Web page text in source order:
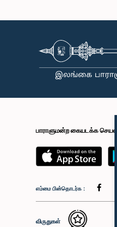
கௌரவ கௌரவ சீ.ஏ.
கௌரவ எச்.எம்.எம். ஹரீஸ், பா.உ.
உறுப்பினர்
பாராளுமன்ற கையடக்க செயலி
எம்மை பின்தொடர்க :
விருதுகள்